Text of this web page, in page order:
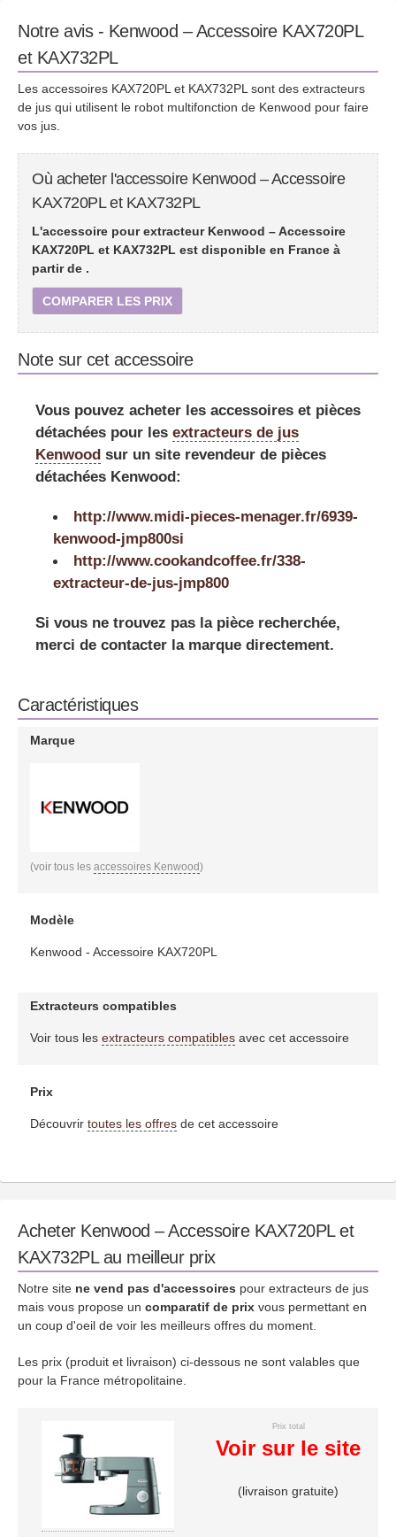
Notre avis - Kenwood – Accessoire KAX720PL
et KAX732PL
Les accessoires KAX720PL et KAX732PL sont des extracteurs
de jus qui utilisent le robot multifonction de Kenwood pour faire
vos jus.
Où acheter l'accessoire Kenwood – Accessoire
KAX720PL et KAX732PL
L'accessoire pour extracteur Kenwood – Accessoire
KAX720PL et KAX732PL est disponible en France à
partir de .
COMPARER LES PRIX
Note sur cet accessoire
Vous pouvez acheter les accessoires et pièces
détachées pour les extracteurs de jus
Kenwood sur un site revendeur de pièces
détachées Kenwood:
http://www.midi-pieces-menager.fr/6939-
kenwood-jmp800si
http://www.cookandcoffee.fr/338-
extracteur-de-jus-jmp800
Si vous ne trouvez pas la pièce recherchée,
merci de contacter la marque directement.
Caractéristiques
Marque
(voir tous les accessoires Kenwood)
Modèle
Kenwood - Accessoire KAX720PL
Extracteurs compatibles
Voir tous les extracteurs compatiblesavec cet accessoire
Prix
Découvrir toutes les offresde cet accessoire
Acheter Kenwood – Accessoire KAX720PL et
KAX732PL au meilleur prix
Notre site ne vend pas d'accessoires pour extracteurs de jus
mais vous propose un comparatif de prix vous permettant en
un coup d'oeil de voir les meilleurs offres du moment.
Les prix (produit et livraison) ci-dessous ne sont valables que
pour la France métropolitaine.
Prix total
Voir sur le site
(livraison gratuite)